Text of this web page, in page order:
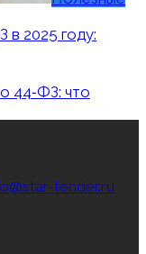
в 2025 году:
44‑ФЗ: что
tender.ru